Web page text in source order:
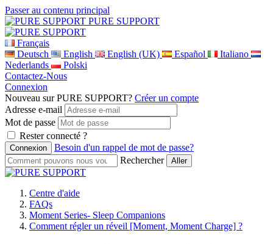
Passer au contenu principal
PURE SUPPORT
Français
Deutsch
English English (UK) Español
Italiano
Nederlands
Polski
Contactez-Nous
Connexion
Nouveau sur PURE SUPPORT? Créer un compte
Adresse e-mail
Mot de passe
Rester connecté ?
Besoin d'un rappel de mot de passe?
Rechercher
Centre d'aide
FAQs
Moment Series- Sleep Companions
Comment régler un réveil [Moment, Moment Charge] ?